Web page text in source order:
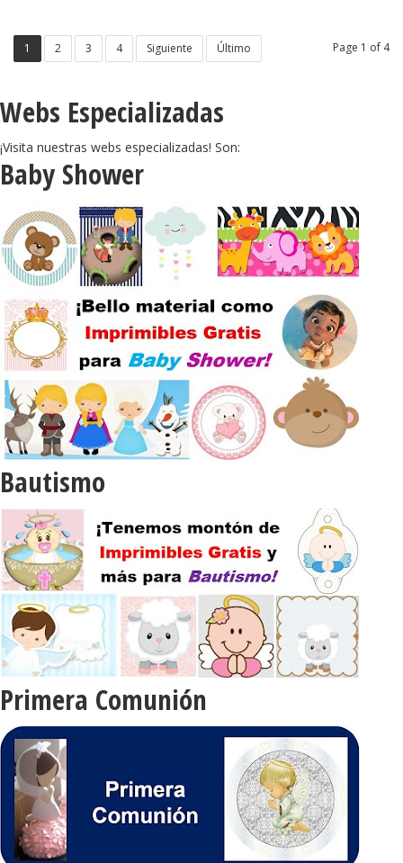
Page 1 of 4
1 2 3 4 Siguiente Último
Webs Especializadas
¡Visita nuestras webs especializadas! Son:
Baby Shower
Bautismo
Primera Comunión